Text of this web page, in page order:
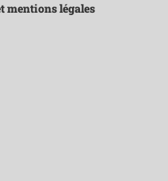
mentions légales